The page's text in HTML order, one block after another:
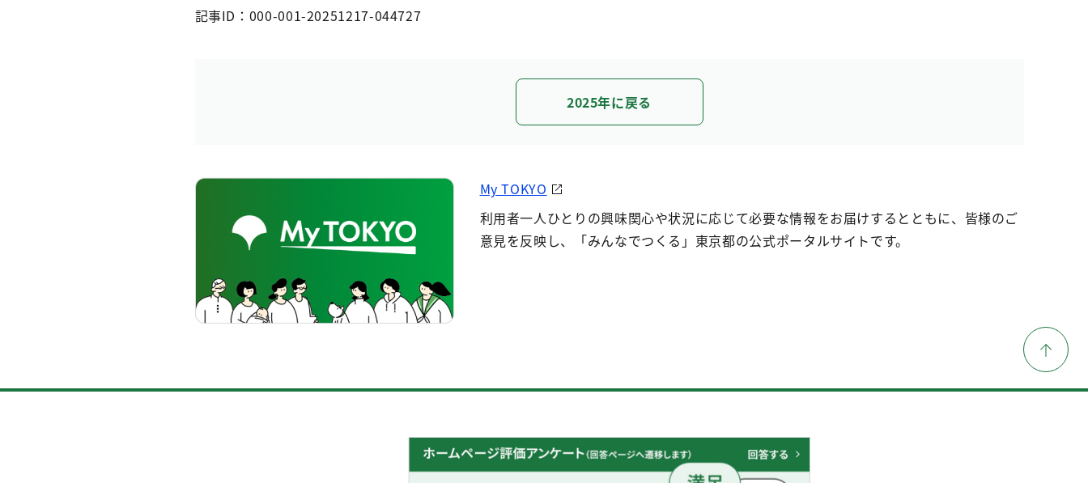
記事ID：000-001-20251217-044727
2025年に戻る
My TOKYO
利用者一人ひとりの興味関心や状況に応じて必要な情報をお届けするとともに、皆様のご
意見を反映し、「みんなでつくる」東京都の公式ポータルサイトです。